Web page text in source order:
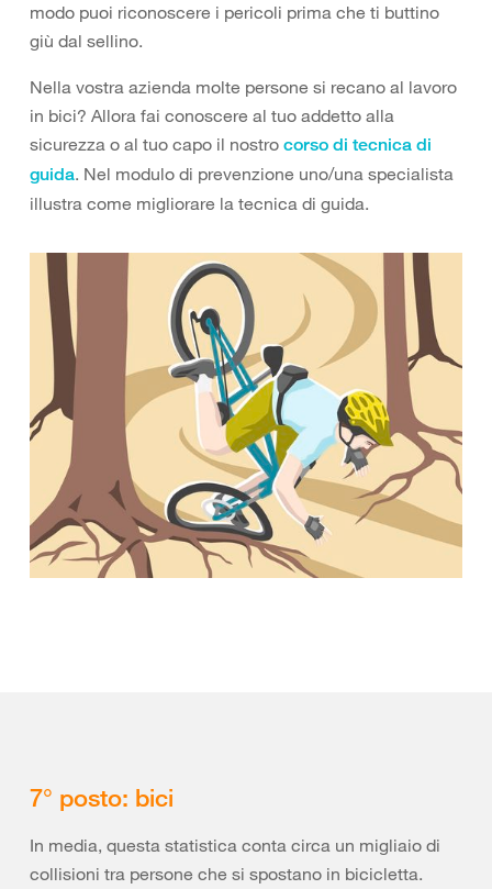
modo puoi riconoscere i pericoli prima che ti buttino
giù dal sellino.
Nella vostra azienda molte persone si recano al lavoro
in bici? Allora fai conoscere al tuo addetto alla
sicurezza o al tuo capo il nostro corso di tecnica di
guida. Nel modulo di prevenzione uno/una specialista
illustra come migliorare la tecnica di guida.
7° posto: bici
In media, questa statistica conta circa un migliaio di
collisioni tra persone che si spostano in bicicletta.